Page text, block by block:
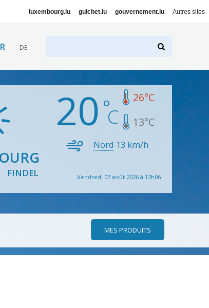
luxembourg.lu guichet.lu gouvernement.lu Autres sites
DE
FINDEL
20 26°C
13°C
Nord 13 km/h
Vendredi 07 août 2026 à 12h06
MES PRODUITS